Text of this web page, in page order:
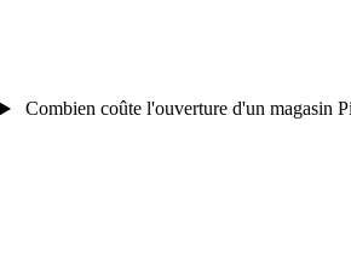
Combien coûte l'ouverture d'un magasin